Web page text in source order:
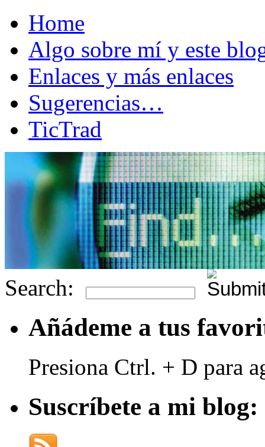
Home
Algo sobre mí y este
Enlaces y más enlaces
Sugerencias…
TicTrad
Search:
Añádeme a tus
Presiona Ctrl. + D para
Suscríbete a mi blog: